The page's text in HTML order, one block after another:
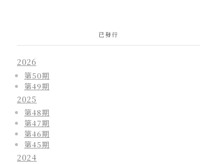
已發行
2026
第50期
第49期
2025
第48期
第47期
第46期
第45期
2024